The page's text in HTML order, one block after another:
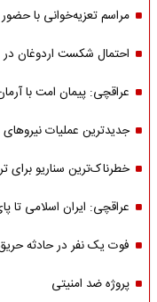
مراسم تعزیه‌خوانی با
احتمال شکست اردوغان در
عراقچی: پیمان امت با
جدیدترین عملیات
خطرناک‌ترین سناریو برای
عراقچی: ایران اسلامی تا
فوت یک نفر در حادثه
پروژه ضد امنیتی